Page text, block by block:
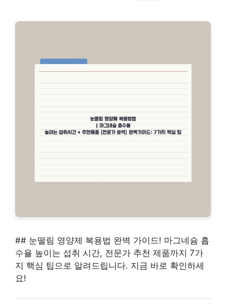
## 눈떨림 영양제 복용법 완벽 가이드! 마그네슘 흡
수율 높이는 섭취 시간, 전문가 추천 제품까지 7가
지 핵심 팁으로 알려드립니다. 지금 바로 확인하세
요!